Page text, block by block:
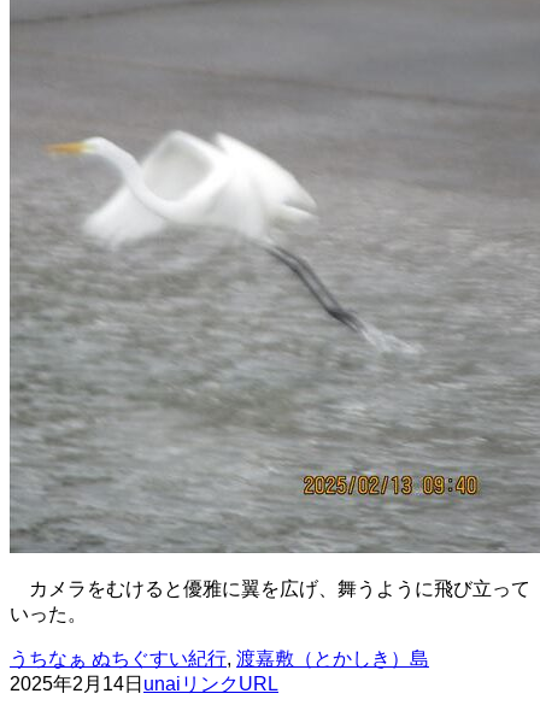
カメラをむけると優雅に翼を広げ、舞うように飛び立って
いった。
うちなぁ ぬちぐすい紀行, 渡嘉敷（とかしき）島
2025年2月14日 unai リンクURL